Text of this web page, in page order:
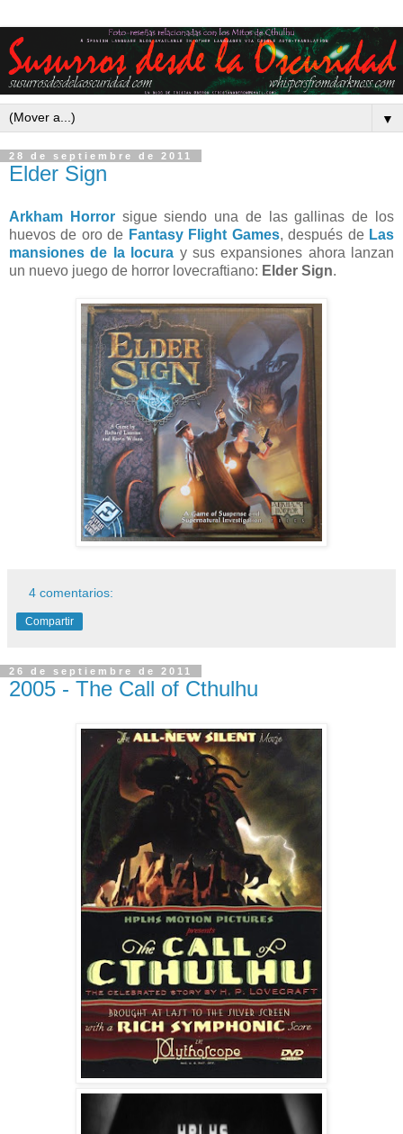
▼
28 de septiembre de 2011
Elder Sign
Arkham Horrorsigue siendo una de las gallinas de los
huevos de oro de Fantasy Flight Games, después de Las
mansiones de la locura y sus expansiones ahora lanzan
un nuevo juego de horror lovecraftiano: Elder Sign.
4 comentarios:
Compartir
26 de septiembre de 2011
2005 - The Call of Cthulhu